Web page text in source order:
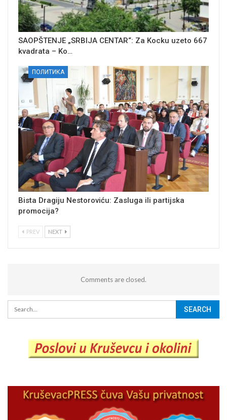
SAOPŠTENJE „SRBIJA CENTAR“: Za Kocku uzeto 667
kvadrata – Ko…
ПОЛИТИКА
Bista Dragiju Nestoroviću: Zasluga ili partijska
promocija?
PREV NEXT
Comments are closed.